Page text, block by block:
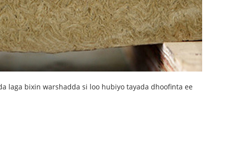
laga bixin warshadda si loo hubiyo tayada dhoofinta ee